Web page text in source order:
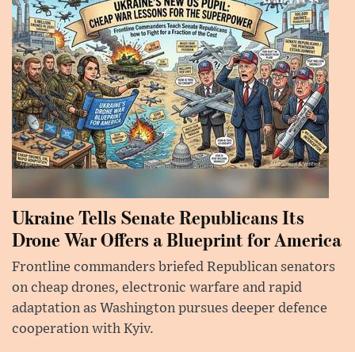
Ukraine Tells Senate Republicans Its
Drone War Offers a Blueprint for America
Frontline commanders briefed Republican senators
on cheap drones, electronic warfare and rapid
adaptation as Washington pursues deeper defence
cooperation with Kyiv.